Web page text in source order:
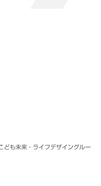
も未来・ライフデザイングルー